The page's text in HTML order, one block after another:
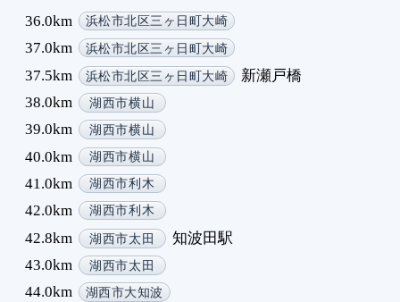
36.0km 浜松市北区三ヶ日町大崎
37.0km 浜松市北区三ヶ日町大崎
37.5km 浜松市北区三ヶ日町大崎
新瀬戸橋
38.0km
湖西市横山
39.0km 湖西市横山
40.0km 湖西市横山
41.0km 湖西市利木
42.0km 湖西市利木
42.8km 湖西市太田
知波田駅
43.0km
湖西市太田
44.0km 湖西市大知波